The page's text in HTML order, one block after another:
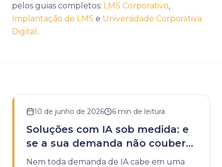
pelos guias completos: LMS Corporativo,
Implantação de LMS e Universidade Corporativa
Digital .
10 de junho de 2026 6 min de leitura
Soluções com IA sob medida: e
se a sua demanda não couber
em uma ferramenta pronta?
Nem toda demanda de IA cabe em uma